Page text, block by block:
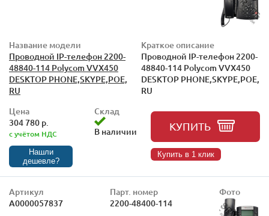
Название модели
Проводной IP-телефон 2200-
48840-114 Polycom VVX450
DESKTOP PHONE,SKYPE,POE,
RU
Краткое описание
Проводной IP-телефон 2200-
48840-114 Polycom VVX450
DESKTOP PHONE,SKYPE,POE,
RU
Цена
304 780 р.
с учётом НДС
Нашли
дешевле?
Склад
В наличии
КУПИТЬ
Купить в 1 клик
Артикул
А0000057837
Парт. номер
2200-48400-114
Фото